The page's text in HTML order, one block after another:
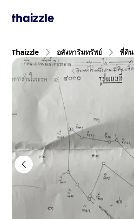
Thaizzle อสังหาริมทรัพย์ ที่ดิน